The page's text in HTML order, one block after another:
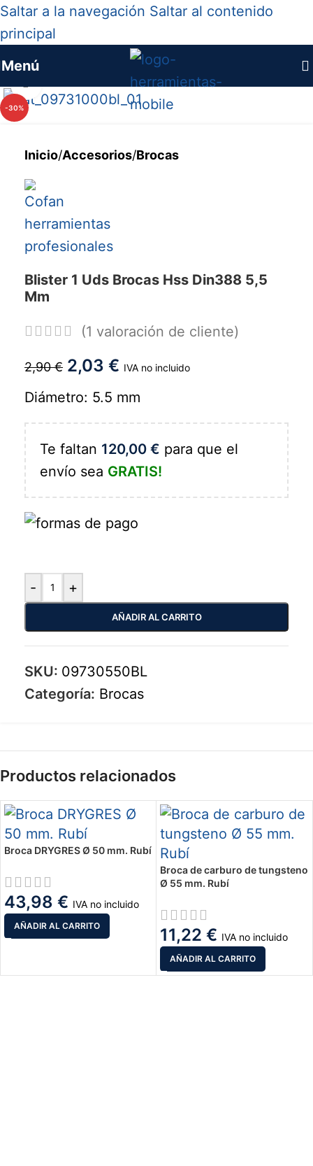
Saltar a la navegación Saltar al contenido
principal
Menú
-30%
Haga clic para ampliar
Inicio/Accesorios/Brocas
Blister 1 Uds Brocas Hss Din388 5,5
Mm
(1 valoración de cliente)
2,90€ 2,03 € IVA no incluido
Diámetro: 5.5 mm
Te faltan 120,00 € para que el
envío sea GRATIS!
- +
AÑADIR AL CARRITO
SKU: 09730550BL
Categoría: Brocas
Productos relacionados
Broca DRYGRES Ø 50 mm. Rubí
43,98 € IVA no incluido
AÑADIR AL CARRITO
Broca de carburo de tungsteno
Ø 55 mm. Rubí
11,22 € IVA no incluido
AÑADIR AL CARRITO